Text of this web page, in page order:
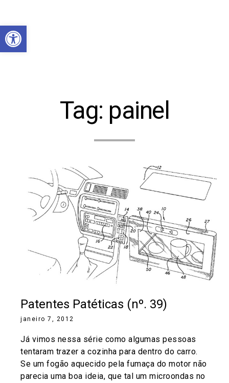
Abrir a barra de ferramentas
Tag: painel
Patentes Patéticas (nº. 39)
janeiro 7, 2012
Já vimos nessa série como algumas pessoas
tentaram trazer a cozinha para dentro do carro.
Se um fogão aquecido pela fumaça do motor não
parecia uma boa ideia, que tal um microondas no